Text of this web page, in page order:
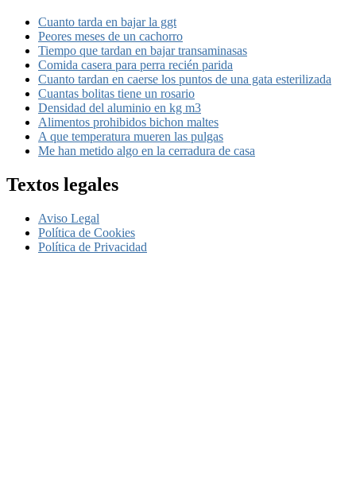
Cuanto tarda en bajar la ggt
Peores meses de un cachorro
Tiempo que tardan en bajar transaminasas
Comida casera para perra recién parida
Cuanto tardan en caerse los puntos de una gata esterilizada
Cuantas bolitas tiene un rosario
Densidad del aluminio en kg m3
Alimentos prohibidos bichon maltes
A que temperatura mueren las pulgas
Me han metido algo en la cerradura de casa
Textos legales
Aviso Legal
Política de Cookies
Política de Privacidad